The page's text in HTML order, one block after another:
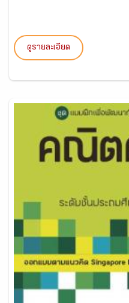
ดูรายละเอียด